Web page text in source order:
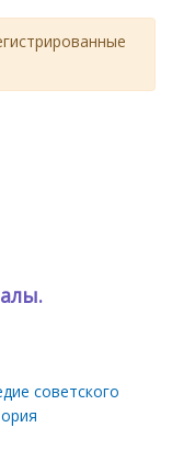
советского